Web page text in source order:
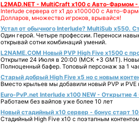
L2MAD.NET - MultiCraft x100 с Авто-Фармом
Interlude сервера от х1 до х100000 с Авто-
Долларов, множество игроков, врывайся!
Устал от обычного Interlude? MultiSub x550.
Один герой. Четыре профессии. Переноси
открывай сотни комбинаций умений.
L2NAME.COM Новый PVP High Five x1500 с
Открытие 24 Июля в 20:00 (МСК +3 GMT).
Полноценный бафер. Топовый персонаж за 1
Старый добрый High Five x5 но с новым
Вместо крыльев мы добавили новый PVP и PVE
Euro-PvP.net Interlude х100 NEW - Открытие 4
Работаем без вайпов уже более 10 лет
Новый стадийный х10 сервер - бонус старт
Стадийный High Five x10 с поэтапным